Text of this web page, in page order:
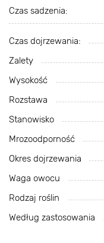
Czas sadzenia:
Czas dojrzewania:
Zalety
Wysokość
Rozstawa
Stanowisko
Mrozoodporność
Okres dojrzewania
Waga owocu
Rodzaj roślin
Według zastosowania